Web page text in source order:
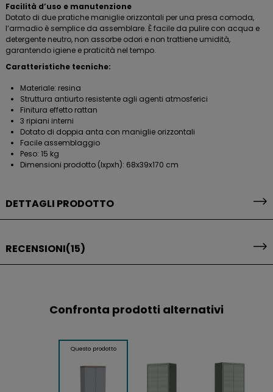
Facilità d’uso e manutenzione
Dotato di due pratiche maniglie orizzontali per una presa comoda,
l’armadio è semplice da assemblare. È facile da pulire con acqua e
detergente neutro, non assorbe odori e non trattiene umidità,
garantendo igiene e praticità nel tempo.
Caratteristiche tecniche:
Materiale: resina
Struttura antiurto resistente agli agenti atmosferici
Finitura effetto rattan
3 ripiani interni
Dotato di doppia anta con maniglie orizzontali
Facile assemblaggio
Peso: 15 kg
Dimensioni prodotto (lxpxh): 68x39x170 cm
DETTAGLI PRODOTTO
RECENSIONI(15)
Confronta prodotti alternativi
Questo prodotto